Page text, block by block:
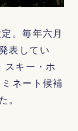
。毎年六月
表してい
スキー・ホ
ネート候補
。